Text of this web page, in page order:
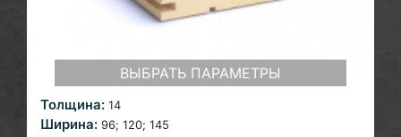
ВЫБРАТЬ ПАРАМЕТРЫ
Толщина: 14
Ширина: 96; 120; 145